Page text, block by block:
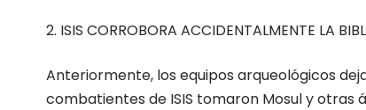
2. ISIS CORROBORA ACCIDENTALMENTE LA
Anteriormente, los equipos arqueológicos
combatientes de ISIS tomaron Mosul y otras